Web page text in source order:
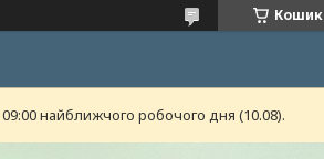
Кошик
найближчого робочого дня (10.08).